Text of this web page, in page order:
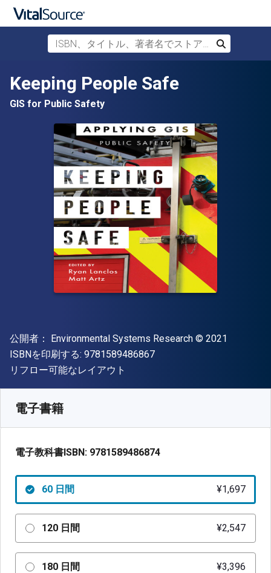
メインコンテンツへスキップ
ISBN、タイトル、著者名でストアを検索
検索
Keeping People Safe
GIS for Public Safety
出版社
公開者： Environmental Systems Research 著作権
© 2021
ISBNを印刷する: 9781589486867"ISBN-13 9781589486867"
形式
リフロー可能なレイアウト
電子書籍
電子教科書ISBN: 9781589486874
60 日間 ¥1,697
120 日間 ¥2,547
180 日間 ¥3,396